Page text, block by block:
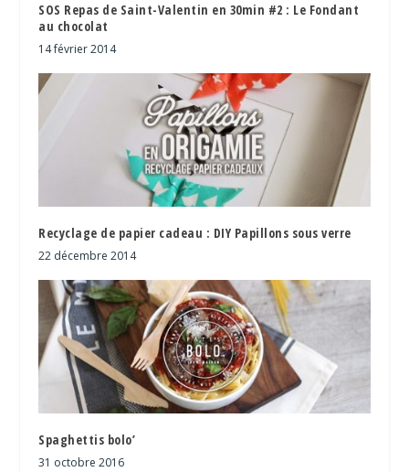
SOS Repas de Saint-Valentin en 30min #2 : Le Fondant
au chocolat
14 février 2014
Recyclage de papier cadeau : DIY Papillons sous verre
22 décembre 2014
Spaghettis bolo’
31 octobre 2016